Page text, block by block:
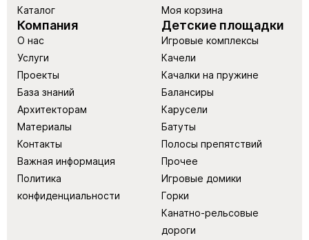
Каталог
Моя корзина
Компания
О нас
Услуги
Проекты
База знаний
Архитекторам
Материалы
Контакты
Важная информация
Политика
конфиденциальности
Детские площадки
Игровые комплексы
Качели
Качалки на пружине
Балансиры
Карусели
Батуты
Полосы препятствий
Прочее
Игровые домики
Горки
Канатно-рельсовые
дороги